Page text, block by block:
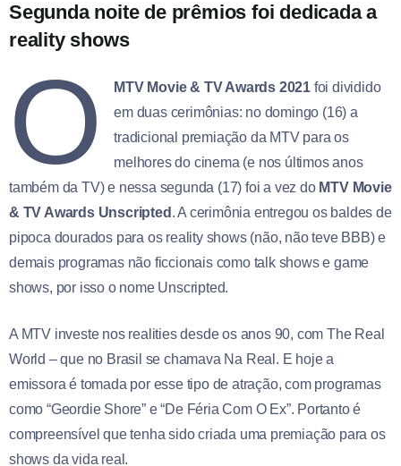
Segunda noite de prêmios foi dedicada a
reality shows
O MTV Movie & TV Awards 2021 foi dividido
em duas cerimônias: no domingo (16) a
tradicional premiação da MTV para os
melhores do cinema (e nos últimos anos
também da TV) e nessa segunda (17) foi a vez do MTV Movie
& TV Awards Unscripted . A cerimônia entregou os baldes de
pipoca dourados para os reality shows (não, não teve BBB) e
demais programas não ficcionais como talk shows e game
shows, por isso o nome Unscripted.
A MTV investe nos realities desde os anos 90, com The Real
World – que no Brasil se chamava Na Real. E hoje a
emissora é tomada por esse tipo de atração, com programas
como “Geordie Shore” e “De Féria Com O Ex”. Portanto é
compreensível que tenha sido criada uma premiação para os
shows da vida real.